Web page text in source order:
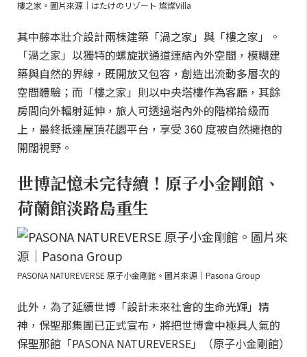
樓之家。圖片來源｜はたけのリゾート 燦燦Villa
其中藤本壯介設計兩棟建築「渦之家」與「樓之家」。
「渦之家」以獨特的螺旋狀通道連結內外空間，模糊建
築與自然的界線，既開放又包容，創造出流動多層次的
空間體驗；而「樓之家」則以中央塔樓作為客廳，其餘
房間向外輻射延伸，旅人可透過塔內外的階梯拾級而
上，最終抵達屋頂花園平台，享受 360 度被自然擁抱的
開闊視野。
世博記憶未完待續！原子小金剛館、
荷蘭館淡路島重生
PASONA NATUREVERSE 原子小金剛館。圖片來源｜Pasona Group
此外，為了延續世博「設計未來社會的生命光輝」精
神，保聖那集團已正式宣布，將把世博會中極具人氣的
保聖那館「PASONA NATUREVERSE」（原子小金剛館）